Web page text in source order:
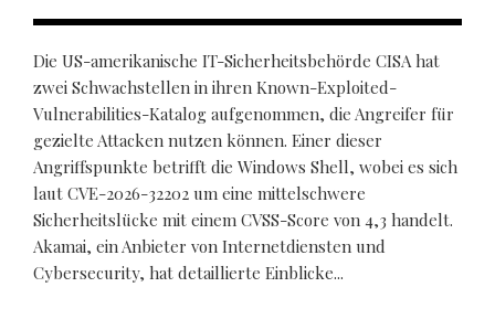
Die US-amerikanische IT-Sicherheitsbehörde CISA hat
zwei Schwachstellen in ihren Known-Exploited-
Vulnerabilities-Katalog aufgenommen, die Angreifer für
gezielte Attacken nutzen können. Einer dieser
Angriffspunkte betrifft die Windows Shell, wobei es sich
laut CVE-2026-32202 um eine mittelschwere
Sicherheitslücke mit einem CVSS-Score von 4,3 handelt.
Akamai, ein Anbieter von Internetdiensten und
Cybersecurity, hat detaillierte Einblicke...